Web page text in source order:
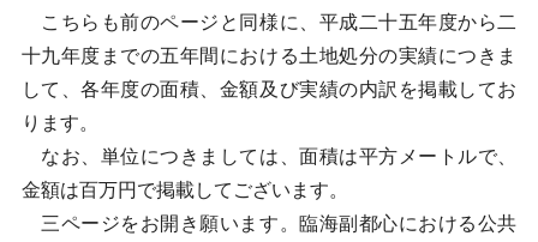
こちらも前のページと同様に、平成二十五年度から二
十九年度までの五年間における土地処分の実績につきま
して、各年度の面積、金額及び実績の内訳を掲載してお
ります。
なお、単位につきましては、面積は平方メートルで、
金額は百万円で掲載してございます。
三ページをお開き願います。臨海副都心における公共